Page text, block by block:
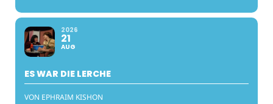
2026
21
AUG
ES WAR DIE LERCHE
VON EPHRAIM KISHON